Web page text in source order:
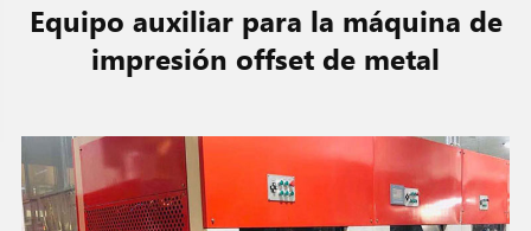
Equipo auxiliar para la máquina de
impresión offset de metal